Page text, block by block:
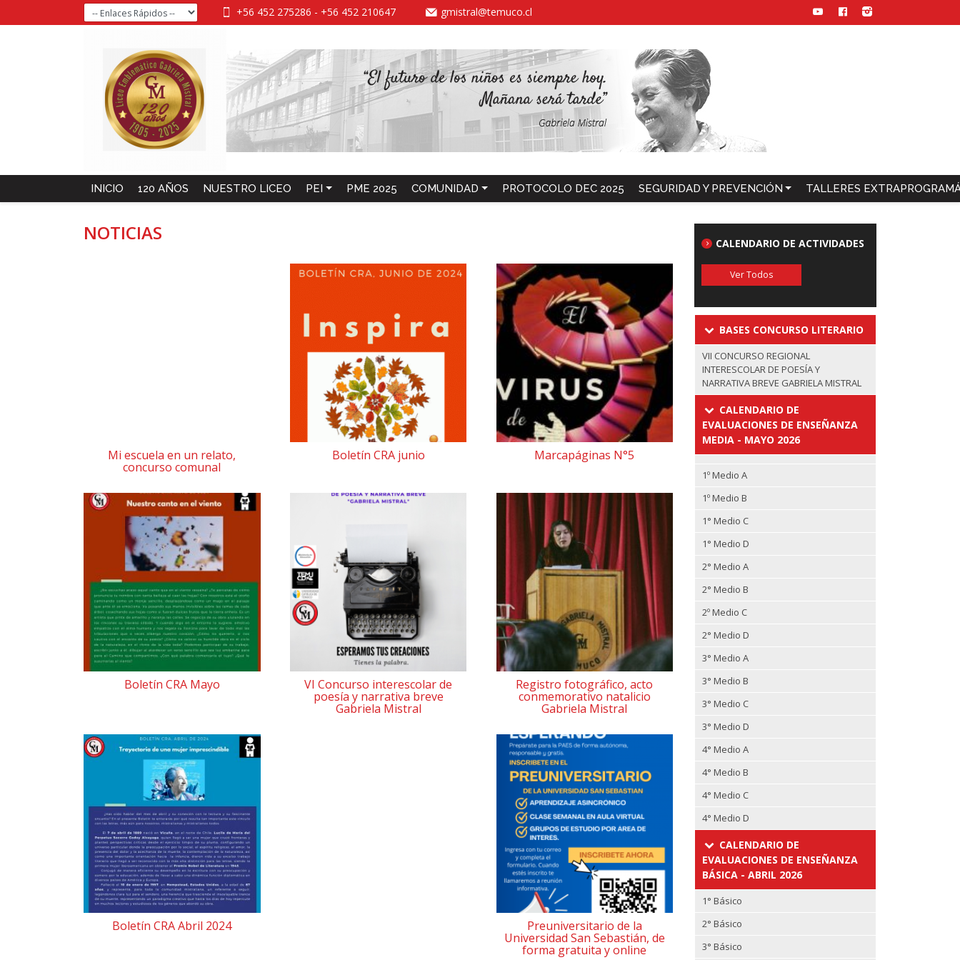
+56 452 275286 - +56 452 210647 gmistral@temuco.cl
INICIO 120 AÑOS NUESTRO LICEO PEI PME 2025 COMUNIDAD PROTOCOLO DEC 2025 SEGURIDAD Y PREVENCIÓN TALLERES
NOTICIAS
Mi escuela en un relato,
concurso comunal
Boletín CRA junio Marcapáginas N°5
Boletín CRA Mayo VI Concurso interescolar de
poesía y narrativa breve
Gabriela Mistral
Registro fotográfico, acto
conmemorativo natalicio
Gabriela Mistral
Boletín CRA Abril 2024 Preuniversitario de la
Universidad San Sebastián, de
forma gratuita y online
CALENDARIO DE ACTIVIDADES
Ver Todos
BASES CONCURSO LITERARIO
VII CONCURSO REGIONAL
INTERESCOLAR DE POESÍA Y
NARRATIVA BREVE GABRIELA MISTRAL
CALENDARIO DE
EVALUACIONES DE ENSEÑANZA
MEDIA - MAYO 2026
1º Medio A
1º Medio B
1° Medio C
1° Medio D
2° Medio A
2° Medio B
2º Medio C
2° Medio D
3° Medio A
3° Medio B
3° Medio C
3° Medio D
4° Medio A
4° Medio B
4° Medio C
4° Medio D
CALENDARIO DE
EVALUACIONES DE ENSEÑANZA
BÁSICA - ABRIL 2026
1° Básico
2° Básico
3° Básico